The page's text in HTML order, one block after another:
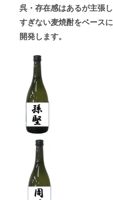
呉・存在感はあるが主張し
すぎない麦焼酎をベースに
開発します。